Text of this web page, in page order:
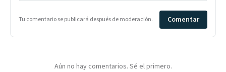
Tu comentario se publicará después de moderación. Comentar
Aún no hay comentarios. Sé el primero.